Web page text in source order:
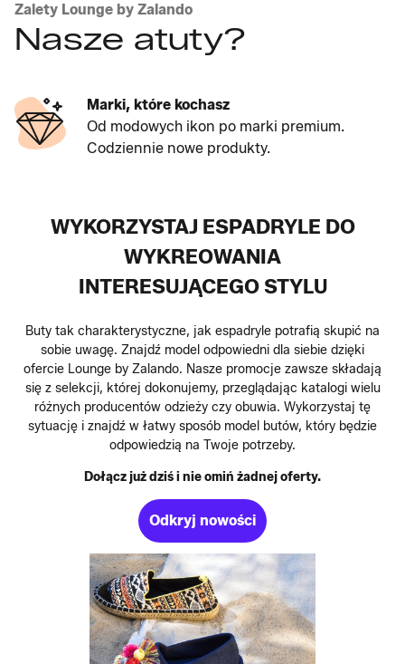
Zalety Lounge by Zalando
Nasze atuty?
Marki, które kochasz
Od modowych ikon po marki premium.
Codziennie nowe produkty.
WYKORZYSTAJ ESPADRYLE DO
WYKREOWANIA
INTERESUJĄCEGO STYLU
Buty tak charakterystyczne, jak espadryle potrafią skupić na
sobie uwagę. Znajdź model odpowiedni dla siebie dzięki
ofercie Lounge by Zalando. Nasze promocje zawsze składają
się z selekcji, której dokonujemy, przeglądając katalogi wielu
różnych producentów odzieży czy obuwia. Wykorzystaj tę
sytuację i znajdź w łatwy sposób model butów, który będzie
odpowiedzią na Twoje potrzeby.
Dołącz już dziś i nie omiń żadnej oferty.
Odkryj nowości